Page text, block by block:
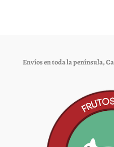
elegir
página
de
Envíos en toda la península,